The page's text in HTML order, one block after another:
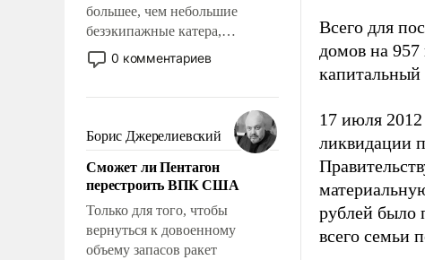
большее, чем небольшие
безэкипажные катера,
применение которых уже
стало обыденностью. Задача по
сложна и амбициозна. Однако
и ее реализация радикально
поднимет наши боевые
возможности.
0 комментариев
Борис Джерелиевский
Сможет ли Пентагон
перестроить ВПК США
Только для того, чтобы
вернуться к довоенному
объему запасов ракет
Всего для
домов на 957
капитальный
17 июля
ликвидации
рублей было
всего семьи